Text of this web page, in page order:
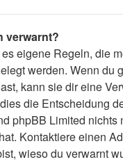
verwarnt?
eigene Regeln, die
werden. Wenn du
kann sie dir eine
die Entscheidung
phpBB Limited nichts
Kontaktiere einen
wieso du verwarnt